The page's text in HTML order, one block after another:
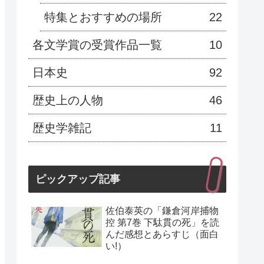
特集とおすすめの場所 22
各文学賞の受賞作品一覧 10
日本史 92
歴史上の人物 46
歴史学雑記 11
ピックアップ記事
佐伯泰英の「鎌倉河岸捕物
控 第7巻 下駄貫の死」を読
んだ感想とあらすじ（面白
い!）